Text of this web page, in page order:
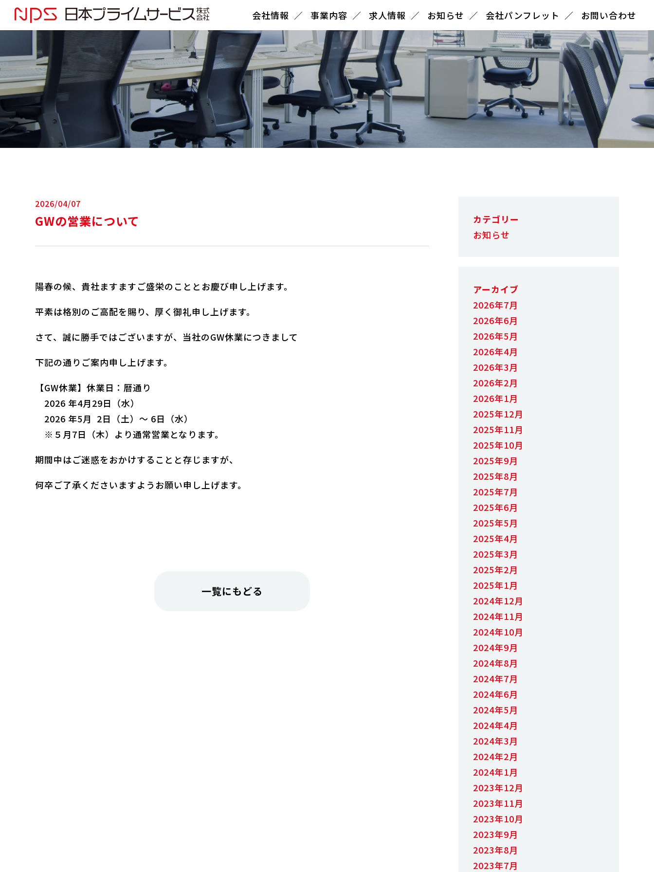
会社情報 事業内容 求人情報 お知らせ 会社パンフレット お問い合わせ
2026/04/07
GWの営業について
陽春の候、貴社ますますご盛栄のこととお慶び申し上げます。
平素は格別のご高配を賜り、厚く御礼申し上げます。
さて、誠に勝手ではございますが、当社のGW休業につきまして
下記の通りご案内申し上げます。
【GW休業】休業日：暦通り
2026 年4月29日（水）
2026 年5月 2日（土）～ 6日（水）
※５月7日（木）より通常営業となります。
期間中はご迷惑をおかけすることと存じますが、
何卒ご了承くださいますようお願い申し上げます。
一覧にもどる
カテゴリー
お知らせ
アーカイブ
2026年7月
2026年6月
2026年5月
2026年4月
2026年3月
2026年2月
2026年1月
2025年12月
2025年11月
2025年10月
2025年9月
2025年8月
2025年7月
2025年6月
2025年5月
2025年4月
2025年3月
2025年2月
2025年1月
2024年12月
2024年11月
2024年10月
2024年9月
2024年8月
2024年7月
2024年6月
2024年5月
2024年4月
2024年3月
2024年2月
2024年1月
2023年12月
2023年11月
2023年10月
2023年9月
2023年8月
2023年7月